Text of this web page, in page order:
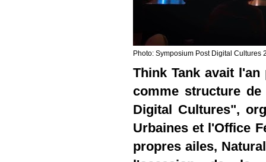
Photo: Symposium Post Digital Cultures
Think Tank avait
comme structure
Digital Cultures",
Urbaines et l'Office
propres ailes,